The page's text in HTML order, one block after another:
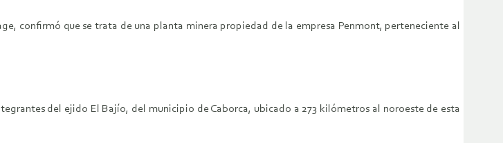
confirmó que se trata de una planta minera propiedad de la empresa Penmont, perteneciente al
del ejido El Bajío, del municipio de Caborca, ubicado a 273 kilómetros al noroeste de esta